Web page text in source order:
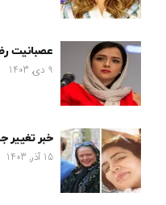
عصبانیت
9 دی, 1403
خبر تغییر
15 آذر, 1403